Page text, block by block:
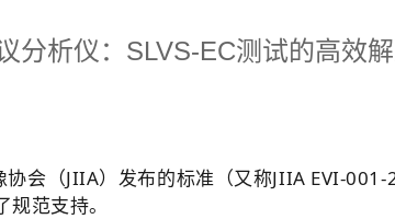
分析仪：SLVS-EC测试的高效
会（JIIA）发布的标准（又称JIIA EVI-
范支持。